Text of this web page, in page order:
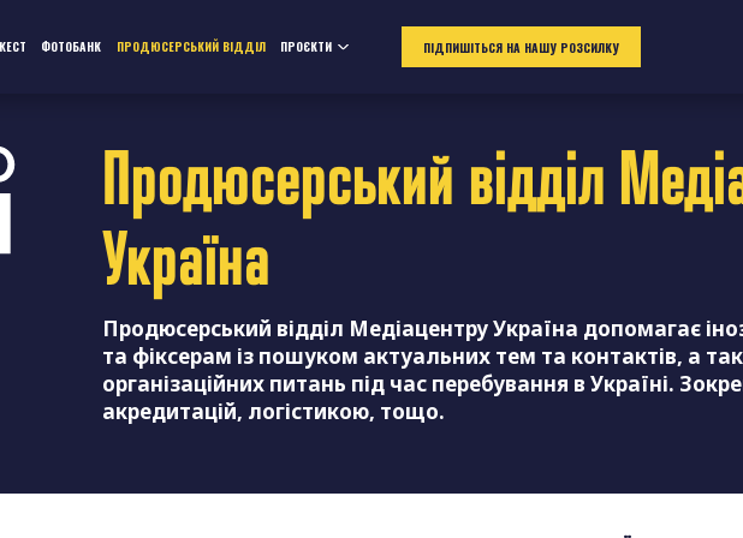
ФОТОБАНК ПРОДЮСЕРСЬКИЙ ВІДДІЛ ПРОЄКТИ ПІДПИШІТЬСЯ НА НАШУ РОЗСИЛКУ
Продюсерський відділ
Україна
Продюсерський відділ Медіацентру Україна допомагає
та фіксерам із пошуком актуальних тем та контактів, а
організаційних питань під час перебування в Україні.
акредитацій, логістикою, тощо.